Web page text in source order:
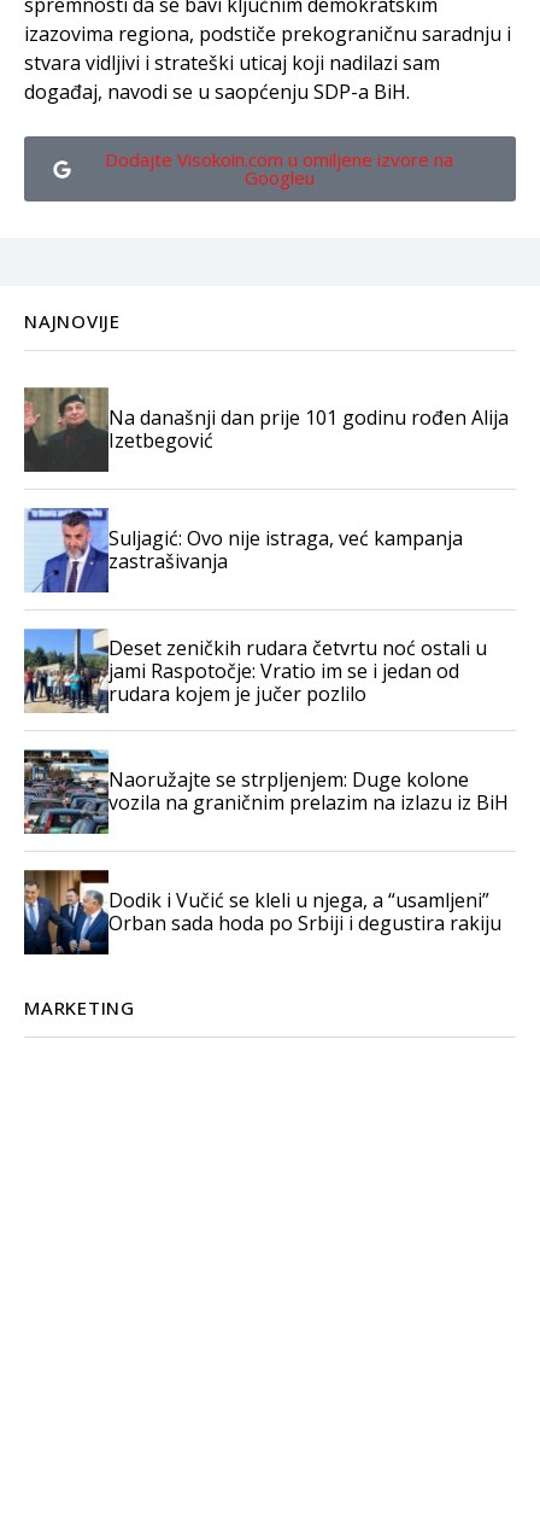
izazovima regiona, podstiče prekograničnu saradnju i
stvara vidljivi i strateški uticaj koji nadilazi sam
događaj, navodi se u saopćenju SDP-a BiH.
Dodajte Visokoin.com u omiljene izvore na
Googleu
NAJNOVIJE
Na današnji dan prije 101 godinu rođen Alija
Izetbegović
Suljagić: Ovo nije istraga, već kampanja
zastrašivanja
Deset zeničkih rudara četvrtu noć ostali u
jami Raspotočje: Vratio im se i jedan od
rudara kojem je jučer pozlilo
Naoružajte se strpljenjem: Duge kolone
vozila na graničnim prelazim na izlazu iz BiH
Dodik i Vučić se kleli u njega, a “usamljeni”
Orban sada hoda po Srbiji i degustira rakiju
MARKETING